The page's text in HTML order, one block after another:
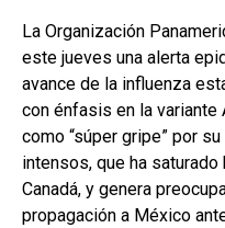
La Organización
este jueves una alerta
avance de la influenza
con énfasis en la variante
como “súper gripe” por
intensos, que ha
Canadá, y genera
propagación a México